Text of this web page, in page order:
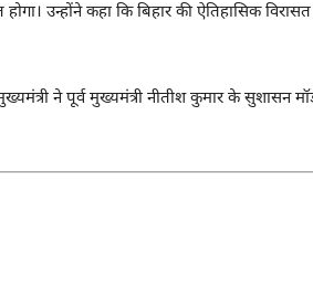
उन्होंने कहा कि बिहार की ऐतिहासिक
ने पूर्व मुख्यमंत्री नीतीश कुमारके सुशासन